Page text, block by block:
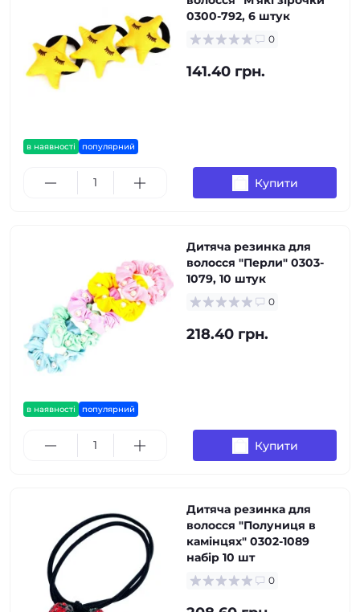
в наявності популярний
0300-792, 6 штук
0
141.40 грн.
Купити
в наявності популярний
Дитяча резинка для
волосся "Перли" 0303-
1079, 10 штук
0
218.40 грн.
Купити
Дитяча резинка для
волосся "Полуниця в
камінцях" 0302-1089
набір 10 шт
0